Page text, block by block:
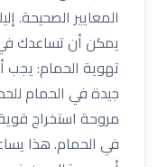
المعايير الصحيحة.
يمكن أن تساعدك
تهوية الحمام:
جيدة في الحمام
مروحة استخراج
في الحمام. هذا